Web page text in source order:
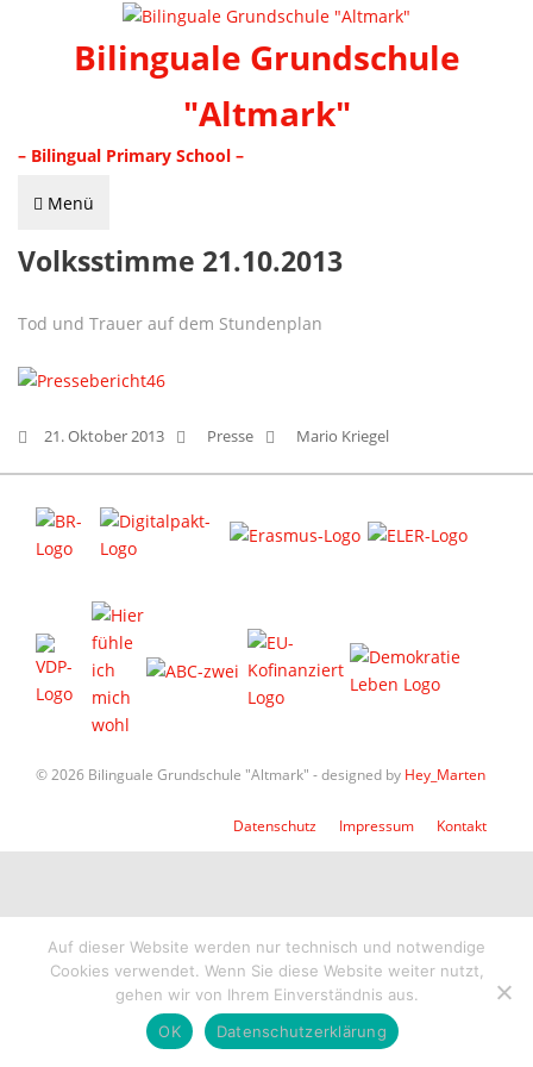
Bilinguale Grundschule
"Altmark"
– Bilingual Primary School –
Menü
Volksstimme 21.10.2013
Tod und Trauer auf dem Stundenplan
21. Oktober 2013 Presse Mario Kriegel
© 2026 Bilinguale Grundschule "Altmark" - designed by Hey_Marten
Datenschutz Impressum Kontakt
Auf dieser Website werden nur technisch und notwendige
Cookies verwendet. Wenn Sie diese Website weiter nutzt,
gehen wir von Ihrem Einverständnis aus.
OK
Datenschutzerklärung